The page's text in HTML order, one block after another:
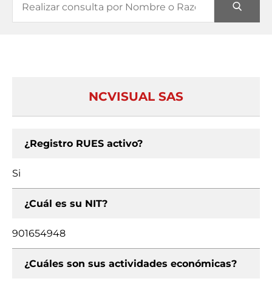
NCVISUAL SAS
¿Registro RUES activo?
Si
¿Cuál es su NIT?
901654948
¿Cuáles son sus actividades económicas?